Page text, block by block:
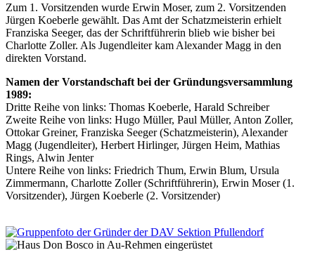
Zum 1. Vorsitzenden wurde Erwin Moser, zum 2. Vorsitzenden
Jürgen Koeberle gewählt. Das Amt der Schatzmeisterin erhielt
Franziska Seeger, das der Schriftführerin blieb wie bisher bei
Charlotte Zoller. Als Jugendleiter kam Alexander Magg in den
direkten Vorstand.
Namen der Vorstandschaft bei der Gründungsversammlung
1989:
Dritte Reihe von links: Thomas Koeberle, Harald Schreiber
Zweite Reihe von links: Hugo Müller, Paul Müller, Anton Zoller,
Ottokar Greiner, Franziska Seeger (Schatzmeisterin), Alexander
Magg (Jugendleiter), Herbert Hirlinger, Jürgen Heim, Mathias
Rings, Alwin Jenter
Untere Reihe von links: Friedrich Thum, Erwin Blum, Ursula
Zimmermann, Charlotte Zoller (Schriftführerin), Erwin Moser (1.
Vorsitzender), Jürgen Koeberle (2. Vorsitzender)